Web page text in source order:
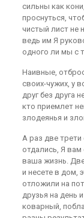
сильны как
проснуться,
чистый лист не
ведь им Я
одного ли мы с
Наивные,
своих-чужих, у
друг без друга
кто приемлет
злодеянья и
А раз две
отдались, Я вам
ваша жизнь.
и несете в дом,
отложили на
друзья на день
коварный,